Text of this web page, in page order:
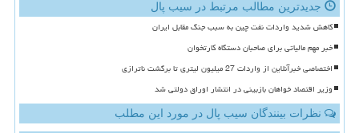
جدیدترین مطالب مرتبط در سیب پال
کاهش شدید واردات نفت چین به سبب جنگ مقابل ایران
خبر مهم مالیاتی برای صاحبان دستگاه کارتخوان
اختصاصی خبرآنلاین از واردات 27 میلیون لیتری تا برگشت ناترازی
وزیر اقتصاد خواهان بازبینی در انتشار اوراق دولتی شد
نظرات بینندگان سیب پال در مورد این مطلب